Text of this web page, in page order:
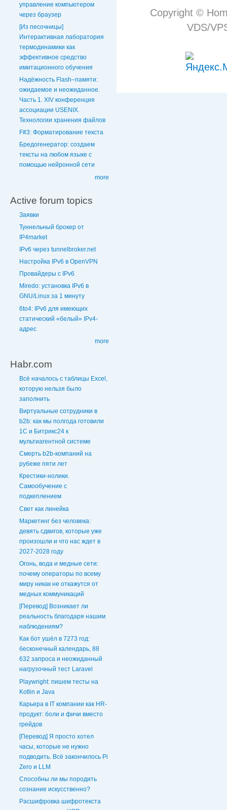
управление компьютером
через браузер
[Из песочницы]
Интерактивная лаборатория
термодинамики как
эффективное средство
имитационного обучения
Надёжность Flash–памяти:
ожидаемое и неожиданное.
Часть 1. XIV конференция
ассоциации USENIX.
Технологии хранения файлов
F#3: Форматирование текста
Бредогенератор: создаем
тексты на любом языке с
помощью нейронной сети
more
Active forum topics
Заявки
Туннельный брокер от
IP4market
IPv6 через tunnelbroker.net
Настройка IPv6 в OpenVPN
Провайдеры с IPv6
Miredo: установка IPv6 в
GNU/Linux за 1 минуту
6to4: IPv6 для имеющих
статический «белый» IPv4-
адрес
more
Habr.com
Всё началось с таблицы Excel,
которую нельзя было
заполнить
Виртуальные сотрудники в
b2b: как мы полгода готовили
1С и Битрикс24 к
мультиагентной системе
Смерть b2b-компаний на
рубеже пяти лет
Крестики-нолики.
Самообучение с
подкеплением
Свет как линейка
Маркетинг без человека:
девять сдвигов, которые уже
произошли и что нас ждет в
2027-2028 году
Огонь, вода и медные сети:
почему операторы по всему
миру никак не откажутся от
медных коммуникаций
[Перевод] Возникает ли
реальность благодаря нашим
наблюдениям?
Как бот ушёл в 7273 год:
бесконечный календарь, 88
632 запроса и неожиданный
нагрузочный тест Laravel
Playwright: пишем тесты на
Kotlin и Java
Карьера в IT компании как HR-
продукт: боли и фичи вместо
грейдов
[Перевод] Я просто хотел
часы, которые не нужно
подводить. Всё закончилось Pi
Zero и LLM
Способны ли мы породить
сознание искусственно?
Расшифровка шифротекста
Copyright ©
VDS/